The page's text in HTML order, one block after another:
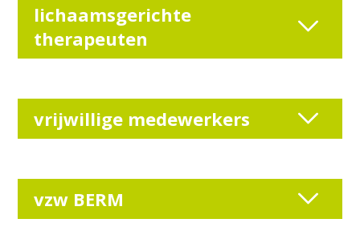
lichaamsgerichte
therapeuten
vrijwillige medewerkers
vzw BERM